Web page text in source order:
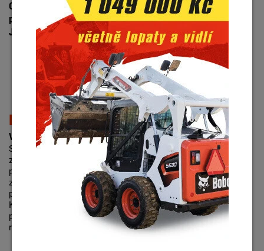
Operativní leasing je určen především pro větší firmy, které
potřebují požadují častější obměnu strojního parku.
Je vhodným řešením zejména pro firmu, která :
z různých důvodů nechce předmět leasingu vlastnit,
bude hradit pouze pravidelné splátky /neplatí
akontaci/,
chce po vypršení smlouvy stroj vrátit nebo si
dlouhodobě najmout jiný, modernější stroj.
Pojištění strojů
Využijte naše výhodné pojištění strojů:
Součástí naší nabídky je i pojištění strojů, kdy Vám
zprostředkujeme výhodné pojištění, které zahrnuje: živelné
pojištění, pojištění pro případ odcizení včetně škod
způsobených vandalismem, strojní pojištění u renomovaných
pojišťovacích ústavů, kterými jsou Allianz pojišťovna,
Kooperativa pojišťovna, UNIQA pojišťovna a Generali
pojišťovna. Výběr konkrétní pojišťovny závisí pouze na Vašem
rozhodnutí.